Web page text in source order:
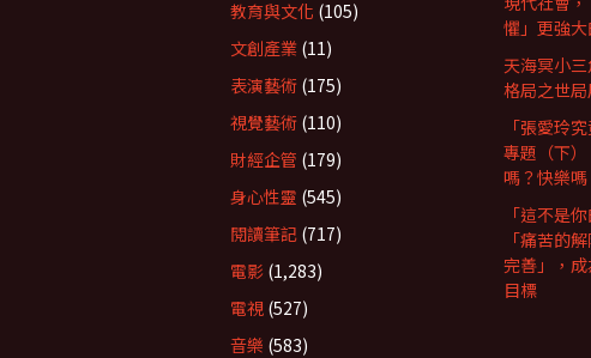
教育與文化 (105)
文創產業 (11)
表演藝術 (175)
視覺藝術 (110)
財經企管 (179)
身心性靈 (545)
閱讀筆記 (717)
電影 (1,283)
電視 (527)
音樂 (583)
懼」更強
天海冥小
格局之世
「張愛玲
專題（下
嗎？快樂嗎
「這不是
「痛苦的
完善」，
目標